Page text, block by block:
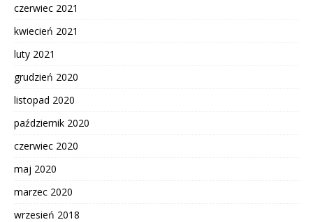
czerwiec 2021
kwiecień 2021
luty 2021
grudzień 2020
listopad 2020
październik 2020
czerwiec 2020
maj 2020
marzec 2020
wrzesień 2018